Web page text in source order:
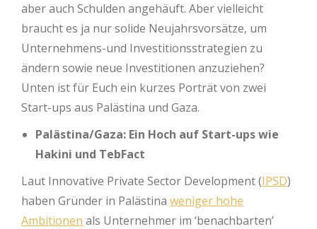
aber auch Schulden angehäuft. Aber vielleicht
braucht es ja nur solide Neujahrsvorsätze, um
Unternehmens-und Investitionsstrategien zu
ändern sowie neue Investitionen anzuziehen?
Unten ist für Euch ein kurzes Porträt von zwei
Start-ups aus Palästina und Gaza.
Palästina/Gaza: Ein Hoch auf Start-ups wie
Hakini und TebFact
Laut Innovative Private Sector Development (IPSD)
haben Gründer in Palästina weniger hohe
Ambitionen als Unternehmer im ‘benachbarten’